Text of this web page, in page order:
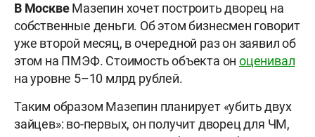
В МосквеМазепин хочет построить дворец на
собственные деньги. Об этом бизнесмен говорит
уже второй месяц, в очередной раз он заявил об
этом на ПМЭФ. Стоимость объекта он оценивал
на уровне 5–10 млрд рублей.
Таким образом Мазепин планирует «убить двух
зайцев»: во-первых, он получит дворец для ЧМ,